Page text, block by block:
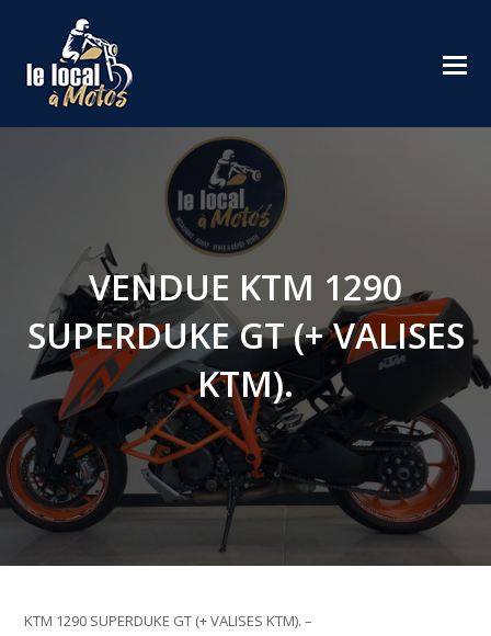
VENDUE KTM 1290
SUPERDUKE GT (+ VALISES
KTM).
KTM 1290 SUPERDUKE GT (+ VALISES KTM). –